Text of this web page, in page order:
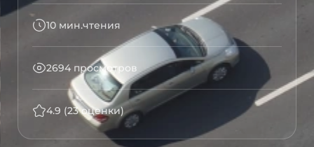
10 мин.чтения
2694 просмотров
4.9 (23 оценки)